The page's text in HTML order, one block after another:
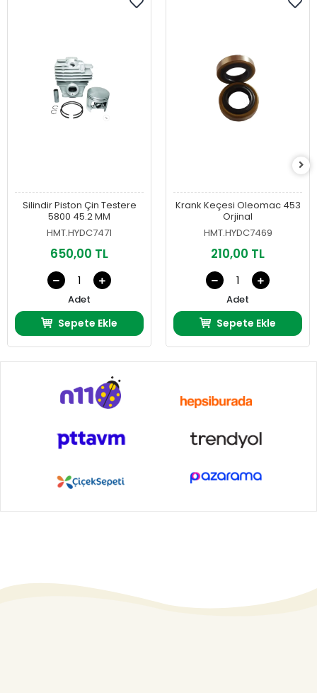
Silindir Piston Çin Testere
5800 45.2 MM
HMT.HYDC7471
650,00 TL
Adet
Sepete Ekle
Krank Keçesi Oleomac 453
Orjinal
HMT.HYDC7469
210,00 TL
Adet
Sepete Ekle